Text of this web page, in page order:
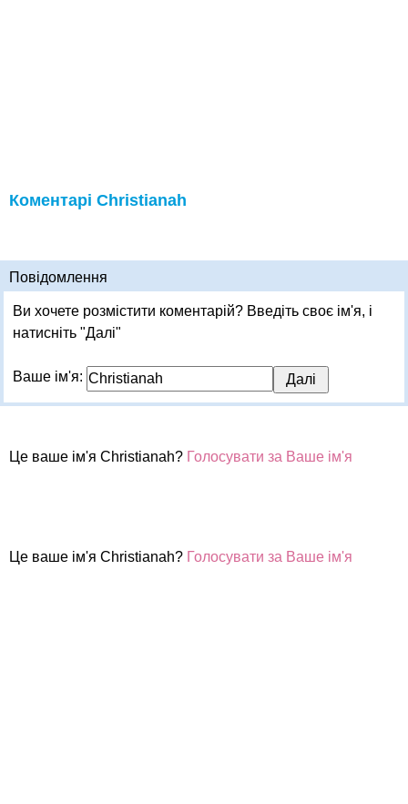
Коментарі Christianah
Повідомлення
Ви хочете розмістити коментарій? Введіть своє ім'я, і
натисніть "Далі"
Ваше ім'я:
Це ваше ім'я Christianah? Голосувати за Ваше ім'я
Це ваше ім'я Christianah? Голосувати за Ваше ім'я